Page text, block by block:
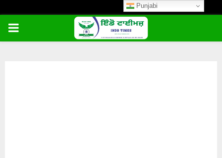
PRIMARY
Punjabi